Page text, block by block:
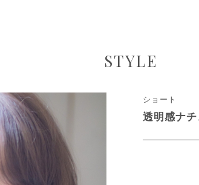
STYLE
ショート
透明感ナ